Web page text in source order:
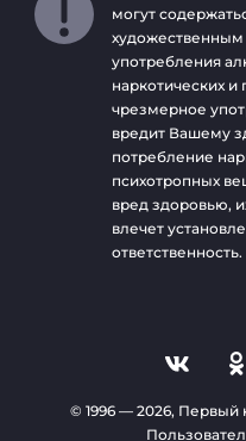
могут
употребления
наркотических
чрезмерное
вредит Вашему
потребление
психотропных
вред здоровью,
влечет
ответственность.
© 1996 — 2026, Первый